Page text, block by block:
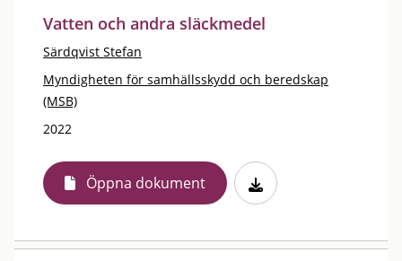
Vatten och andra släckmedel
Särdqvist Stefan
Myndigheten för samhällsskydd och beredskap
(MSB)
2022
Öppna dokument